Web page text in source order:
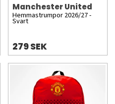
Manchester United
Hemmastrumpor 2026/27 -
Svart
279 SEK